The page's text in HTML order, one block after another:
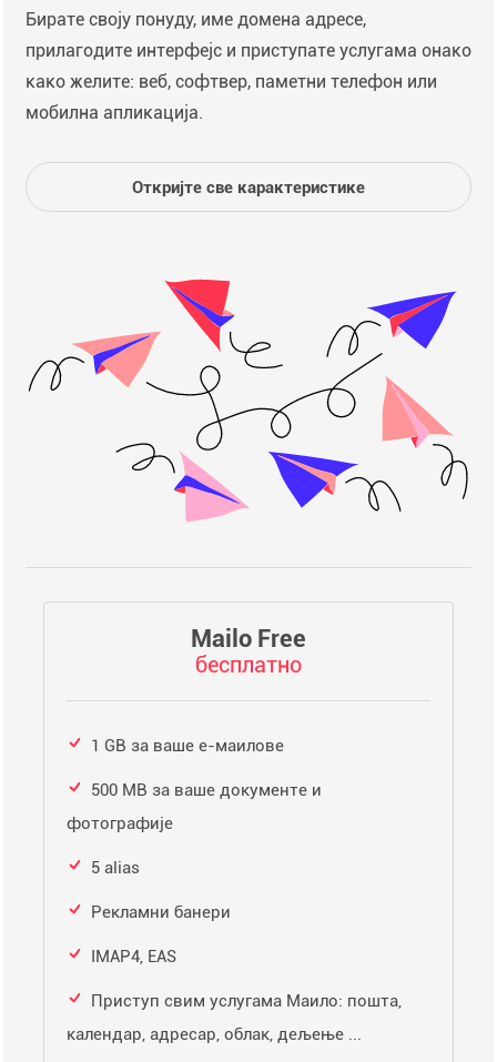
Бирате своју понуду, име домена адресе,
прилагодите интерфејс и приступате услугама онако
како желите: веб, софтвер, паметни телефон или
мобилна апликација.
Откријте све карактеристике
Mailo Free
бесплатно
1 GB за ваше е-маилове
500 MB за ваше документе и
фотографије
5 alias
Рекламни банери
IMAP4, EAS
Приступ свим услугама Маило: пошта,
календар, адресар, облак, дељење ...